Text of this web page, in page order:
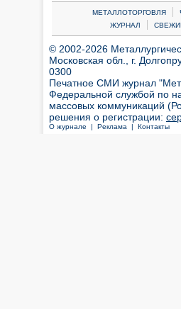
МЕТАЛЛОТОРГОВЛЯ |
ЖУРНАЛ
|
© 2002-2026
Московская обл., г.
0300
Печатное СМИ журнал
Федеральной службой по
массовых коммуникаций
решения о регистрации:
О журнале | Реклама | Контакты